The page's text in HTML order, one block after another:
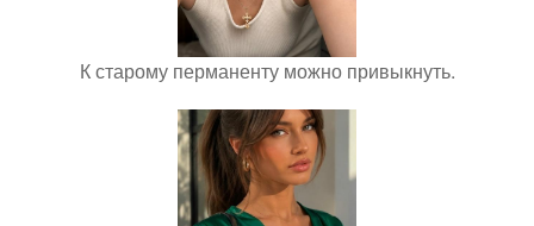
К старому перманенту можно привыкнуть.